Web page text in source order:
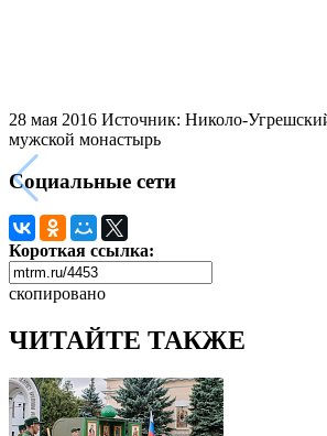
28 мая 2016 Источник: Николо-
мужской монастырь
Социальные сети
Короткая ссылка:
скопировано
ЧИТАЙТЕ ТАКЖЕ